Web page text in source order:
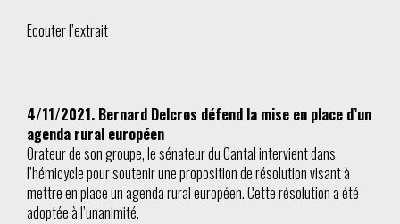
Ecouter l’extrait
4/11/2021. Bernard Delcros défend la mise en place d’un
agenda rural européen
Orateur de son groupe, le sénateur du Cantal intervient dans
l’hémicycle pour soutenir une proposition de résolution visant à
mettre en place un agenda rural européen. Cette résolution a été
adoptée à l’unanimité.